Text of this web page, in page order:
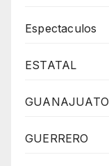
Espectaculos
ESTATAL
GUANAJUATO
GUERRERO